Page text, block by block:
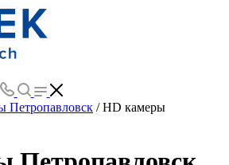
Петропавловск / HD камеры